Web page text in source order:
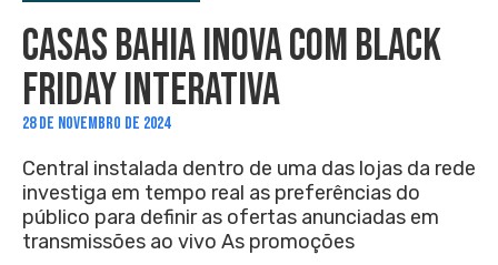
CASAS BAHIA INOVA COM BLACK
FRIDAY INTERATIVA
28 DE NOVEMBRO DE 2024
Central instalada dentro de uma das lojas da rede
investiga em tempo real as preferências do
público para definir as ofertas anunciadas em
transmissões ao vivo As promoções